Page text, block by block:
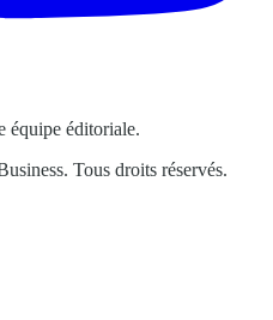
équipe éditoriale.
Tous droits réservés.